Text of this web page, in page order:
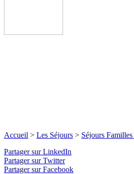
Accueil > Les Séjours > Séjours Familles
Partager sur LinkedIn
Partager sur Twitter
Partager sur Facebook